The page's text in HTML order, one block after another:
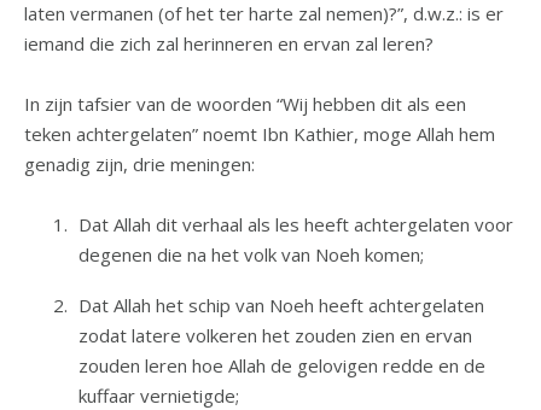
laten vermanen (of het ter harte zal nemen)?”, d.w.z.: is er
iemand die zich zal herinneren en ervan zal leren?
In zijn tafsier van de woorden “Wij hebben dit als een
teken achtergelaten” noemt Ibn Kathier, moge Allah hem
genadig zijn, drie meningen:
Dat Allah dit verhaal als les heeft achtergelaten voor
degenen die na het volk van Noeh komen;
Dat Allah het schip van Noeh heeft achtergelaten
zodat latere volkeren het zouden zien en ervan
zouden leren hoe Allah de gelovigen redde en de
kuffaar vernietigde;